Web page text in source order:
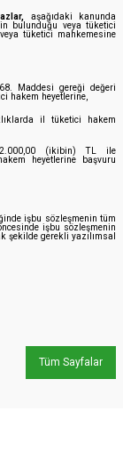
aşağıdaki kanunda
bulunduğu veya tüketici
tüketici mahkemesine
Maddesi gereği değeri
hakem heyetlerine,
il tüketici hakem
(ikibin) TL ile
heyetlerine başvuru
işbu sözleşmenin tüm
işbu sözleşmenin
şekilde gerekli yazılımsal
Tüm Sayfalar